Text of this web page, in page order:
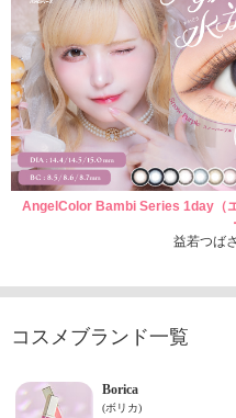
AngelColor Bambi Series 1day（
益若つば
コスメブランド一覧